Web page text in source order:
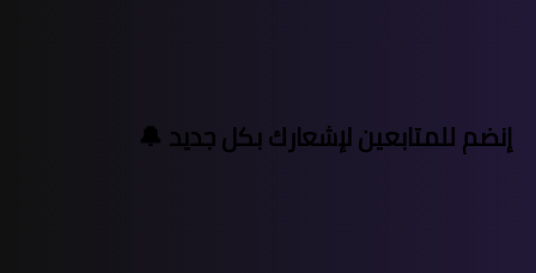
إنضم للمتابعين لإشعارك بكل جديد 🔔